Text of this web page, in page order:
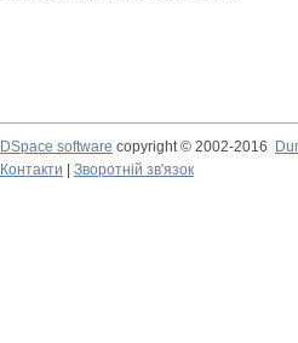
DSpace software copyright © 2002-2016
Контакти
Зворотній зв'язок